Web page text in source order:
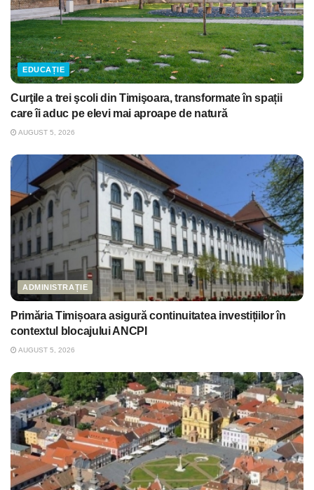
EDUCAȚIE
Curţile a trei şcoli din Timişoara, transformate în spații
care îi aduc pe elevi mai aproape de natură
AUGUST 5, 2026
ADMINISTRAȚIE
Primăria Timișoara asigură continuitatea investițiilor în
contextul blocajului ANCPI
AUGUST 5, 2026